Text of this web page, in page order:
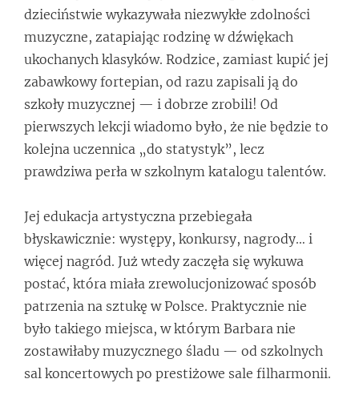
dzieciństwie wykazywała niezwykłe zdolności
muzyczne, zatapiając rodzinę w dźwiękach
ukochanych klasyków. Rodzice, zamiast kupić jej
zabawkowy fortepian, od razu zapisali ją do
szkoły muzycznej — i dobrze zrobili! Od
pierwszych lekcji wiadomo było, że nie będzie to
kolejna uczennica „do statystyk”, lecz
prawdziwa perła w szkolnym katalogu talentów.
Jej edukacja artystyczna przebiegała
błyskawicznie: występy, konkursy, nagrody… i
więcej nagród. Już wtedy zaczęła się wykuwa
postać, która miała zrewolucjonizować sposób
patrzenia na sztukę w Polsce. Praktycznie nie
było takiego miejsca, w którym Barbara nie
zostawiłaby muzycznego śladu — od szkolnych
sal koncertowych po prestiżowe sale filharmonii.